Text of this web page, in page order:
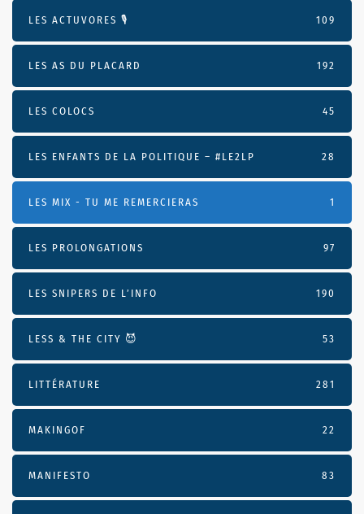
LES ACTUVORES 🎙 109
LES AS DU PLACARD 192
LES COLOCS 45
LES ENFANTS DE LA POLITIQUE – #LE2LP 28
LES MIX - TU ME REMERCIERAS 1
LES PROLONGATIONS 97
LES SNIPERS DE L’INFO 190
LESS & THE CITY 😈 53
LITTÉRATURE 281
MAKINGOF 22
MANIFESTO 83